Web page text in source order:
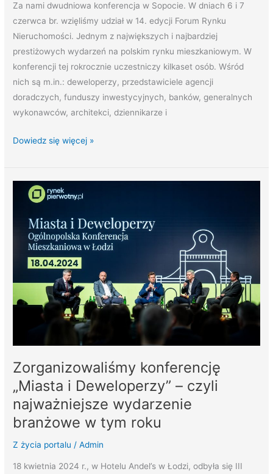
Za nami dwudniowa konferencja w Sopocie. W dniach 6 i 7
czerwca br. wzięliśmy udział w 14. edycji Forum Rynku
Nieruchomości. Jednym z największych i najbardziej
prestiżowych wydarzeń na polskim rynku mieszkaniowym. W
konferencji tej rokrocznie uczestniczy kilkaset osób. Wśród
nich są m.in.: deweloperzy, przedstawiciele agencji
doradczych, funduszy inwestycyjnych, banków, generalnych
wykonawców, architekci, dziennikarze i
Dowiedz się więcej »
Zorganizowaliśmy konferencję
„Miasta i Deweloperzy” – czyli
najważniejsze wydarzenie
branżowe w tym roku
Z życia portalu /Admin
18 kwietnia 2024 r., w Hotelu Andel’s w Łodzi, odbyła się III
Zorganizowaliśmy
konferencję
„Miasta
Deweloperzy”
najważniejsze
wydarzenie
roku